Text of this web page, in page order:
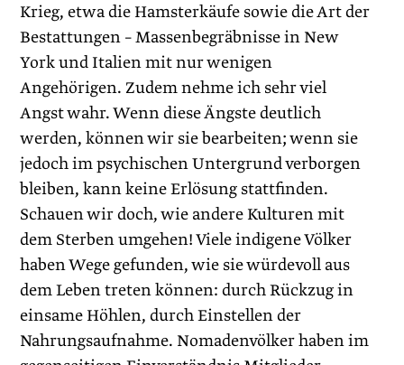
Krieg, etwa die Hamsterkäufe sowie die Art der
Bestattungen – Massenbegräbnisse in New
York und Italien mit nur wenigen
Angehörigen. Zudem nehme ich sehr viel
Angst wahr. Wenn diese Ängste deutlich
werden, können wir sie bearbeiten; wenn sie
jedoch im psychischen Untergrund verborgen
bleiben, kann keine Erlösung stattfinden.
Schauen wir doch, wie andere Kulturen mit
dem Sterben umgehen! Viele indigene Völker
haben Wege gefunden, wie sie würdevoll aus
dem Leben treten können: durch Rückzug in
einsame Höhlen, durch Einstellen der
Nahrungsaufnahme. Nomadenvölker haben im